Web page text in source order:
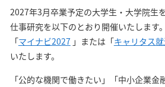
2027年3月卒業予定の大学生・大学院生
仕事研究を以下のとおり開催いたします。
「マイナビ2027 」または「キャリタス
いたします。
「公的な機関で働きたい」「中小企業